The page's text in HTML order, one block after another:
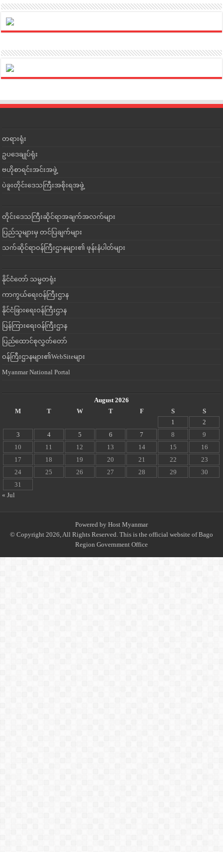
တရားရုံး
ဥပဒေချုပ်ရုံး
ဗဟိုစာရင်းအင်းအဖွဲ့
ပဲခူးတိုင်းဒေသကြီးအစိုးရအဖွဲ့
တိုင်းဒေသကြီးဆိုင်ရာအချက်အလက်များ
ပြည်သူများမှ တင်ပြချက်များ
သက်ဆိုင်ရာဝန်ကြီးဌာနများ၏ ဖုန်းနံပါတ်များ
နိုင်ငံတော် သမ္မတရုံး
ကာကွယ်ရေးဝန်ကြီးဌာန
နိုင်ငံခြားရေးဝန်ကြီးဌာန
ပြန်ကြားရေးဝန်ကြီးဌာန
ပြည်ထောင်စုလွှတ်တော်
ဝန်ကြီးဌာနများ၏WebSiteများ
Myanmar National Portal
August 2026
M
T W T F S
S
1
2
3
4 5 6 7 8
9
10
11 12 13 14 15
16
17
18 19 20 21 22
23
24
25 26 27 28 29
30
31
« Jul
Powered by Host Myanmar
© Copyright 2026, All Rights Reserved. This is the official website of Bago
Region Government Office